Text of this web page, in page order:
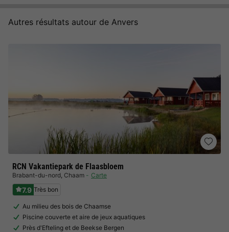
Autres résultats autour de Anvers
RCN Vakantiepark de Flaasbloem
Brabant-du-nord, Chaam Carte
7.9 Très bon
Au milieu des bois de Chaamse
Piscine couverte et aire de jeux aquatiques
Près d'Efteling et de Beekse Bergen